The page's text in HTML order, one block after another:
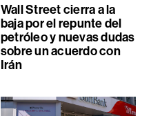
Wall Street cierra a la
baja por el repunte del
petróleo y nuevas dudas
sobre un acuerdo con
Irán